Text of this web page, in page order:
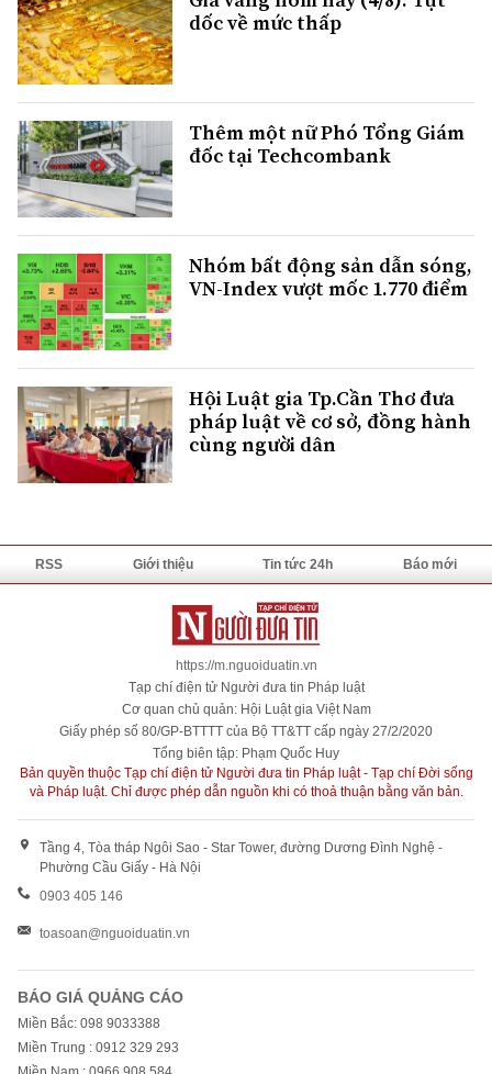
dốc về mức thấp
Thêm một nữ Phó Tổng Giám
đốc tại Techcombank
Nhóm bất động sản dẫn sóng,
VN-Index vượt mốc 1.770 điểm
Hội Luật gia Tp.Cần Thơ đưa
pháp luật về cơ sở, đồng hành
cùng người dân
RSS Giới thiệu Tin tức 24h Báo mới
https://m.nguoiduatin.vn
Tạp chí điện tử Người đưa tin Pháp luật
Cơ quan chủ quản: Hội Luật gia Việt Nam
Giấy phép số 80/GP-BTTTT của Bộ TT&TT cấp ngày 27/2/2020
Tổng biên tập: Phạm Quốc Huy
Bản quyền thuộc Tạp chí điện tử Người đưa tin Pháp luật - Tạp chí Đời sống
và Pháp luật. Chỉ được phép dẫn nguồn khi có thoả thuận bằng văn bản.
Tầng 4, Tòa tháp Ngôi Sao - Star Tower, đường Dương Đình Nghệ -
Phường Cầu Giấy - Hà Nội
0903 405 146
toasoan@nguoiduatin.vn
BÁO GIÁ QUẢNG CÁO
Miền Bắc: 098 9033388
Miền Trung : 0912 329 293